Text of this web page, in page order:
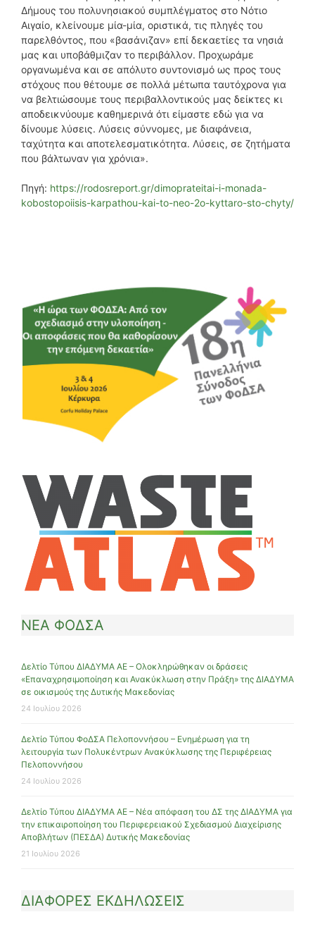
Δήμους του πολυνησιακού συμπλέγματος στο Νότιο
Αιγαίο, κλείνουμε μία-μία, οριστικά, τις πληγές του
παρελθόντος, που «βασάνιζαν» επί δεκαετίες τα νησιά
μας και υποβάθμιζαν το περιβάλλον. Προχωράμε
οργανωμένα και σε απόλυτο συντονισμό ως προς τους
στόχους που θέτουμε σε πολλά μέτωπα ταυτόχρονα για
να βελτιώσουμε τους περιβαλλοντικούς μας δείκτες κι
αποδεικνύουμε καθημερινά ότι είμαστε εδώ για να
δίνουμε λύσεις. Λύσεις σύννομες, με διαφάνεια,
ταχύτητα και αποτελεσματικότητα. Λύσεις, σε ζητήματα
που βάλτωναν για χρόνια».
Πηγή: https://rodosreport.gr/dimoprateitai-i-monada-
kobostopoiisis-karpathou-kai-to-neo-2o-kyttaro-sto-chyty/
ΝΕΑ ΦΟΔΣΑ
Δελτίο Τύπου ΔΙΑΔΥΜΑ ΑΕ – Ολοκληρώθηκαν οι δράσεις
«Επαναχρησιμοποίηση και Ανακύκλωση στην Πράξη» της ΔΙΑΔΥΜΑ
σε οικισμούς της Δυτικής Μακεδονίας
24 Ιουλίου 2026
Δελτίο Τύπου ΦοΔΣΑ Πελοποννήσου – Ενημέρωση για τη
λειτουργία των Πολυκέντρων Ανακύκλωσης της Περιφέρειας
Πελοποννήσου
24 Ιουλίου 2026
Δελτίο Τύπου ΔΙΑΔΥΜΑ ΑΕ – Νέα απόφαση του ΔΣ της ΔΙΑΔΥΜΑ για
την επικαιροποίηση του Περιφερειακού Σχεδιασμού Διαχείρισης
Αποβλήτων (ΠΕΣΔΑ) Δυτικής Μακεδονίας
21 Ιουλίου 2026
ΔΙΑΦΟΡΕΣ ΕΚΔΗΛΩΣΕΙΣ